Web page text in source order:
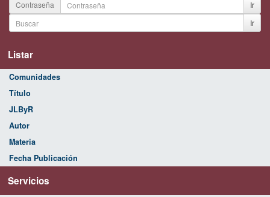
Contraseña
Ir
Ir
Listar
Comunidades
Título
JLByR
Autor
Materia
Fecha Publicación
Servicios